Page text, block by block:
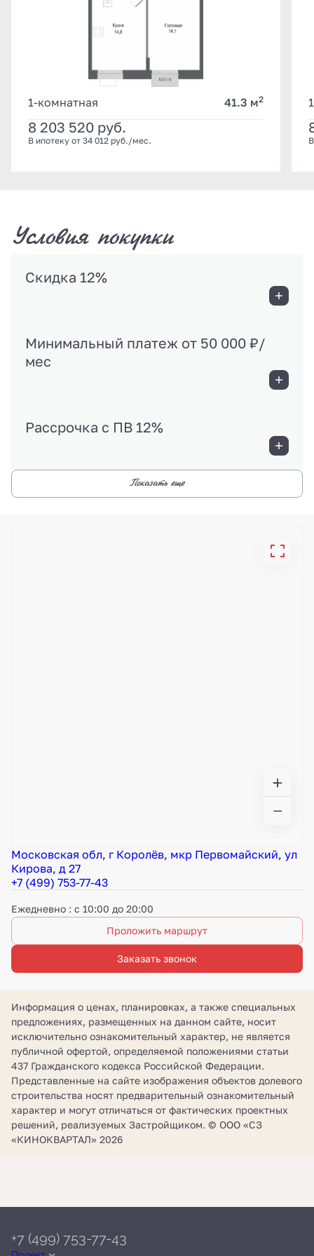
1-комнатная 41.3 м2
8 203 520 руб.
В ипотеку от 34 012 руб./мес.
Условия покупки
Скидка 12%
Минимальный платеж от 50 000 ₽/
мес
Рассрочка с ПВ 12%
Показать еще
Московская обл, г Королёв, мкр Первомайский, ул
Кирова, д 27
+7 (499) 753-77-43
Ежедневно : с 10:00 до 20:00
Проложить маршрут
Заказать звонок
Информация о ценах, планировках, а также специальных
предложениях, размещенных на данном сайте, носит
исключительно ознакомительный характер, не является
публичной офертой, определяемой положениями статьи
437 Гражданского кодекса Российской Федерации.
Представленные на сайте изображения объектов долевого
строительства носят предварительный ознакомительный
характер и могут отличаться от фактических проектных
решений, реализуемых Застройщиком. © ООО «СЗ
«КИНОКВАРТАЛ» 2026
+7 (499) 753-77-43